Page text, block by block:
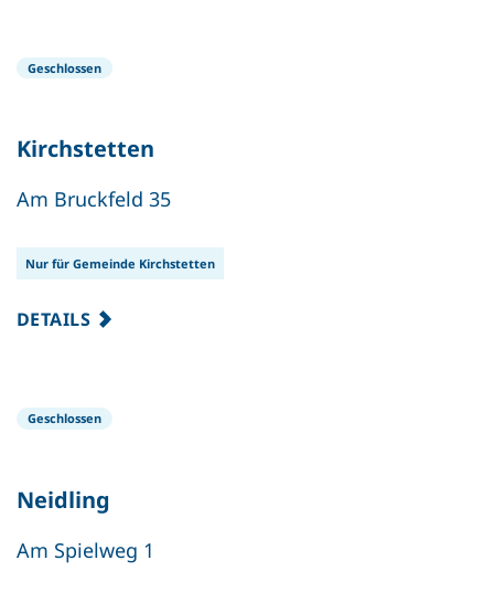
Geschlossen
Kirchstetten
Am Bruckfeld 35
Nur für Gemeinde Kirchstetten
DETAILS
Geschlossen
Neidling
Am Spielweg 1